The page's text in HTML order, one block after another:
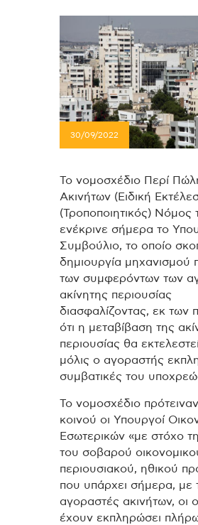
30/09/2022
Το νομοσχέδιο Περί
Ακινήτων (Ειδική
(Τροποποιητικός) Νόμος
ενέκρινε σήμερα το
Συμβούλιο, το οποίο
δημιουργία μηχανισμού
των συμφερόντων των
ακίνητης περιουσίας
διασφαλίζοντας, εκ των
ότι η μεταβίβαση της
περιουσίας θα
μόλις ο αγοραστής
συμβατικές του
Το νομοσχέδιο
κοινού οι Υπουργοί
Εσωτερικών «με στόχο
του σοβαρού
περιουσιακού, ηθικού
που υπάρχει σήμερα, με
αγοραστές ακινήτων, οι
έχουν εκπληρώσει